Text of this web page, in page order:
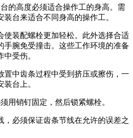
的高度必须适合操作工的身高。需
台来适合不同身高的操作工。
使装配螺栓更加轻松。此外选择合适
手腕免受撞击。这些工作环境的准备
受伤。
置中齿条过程中受到挤压或擦伤，一
台上。
用销钉固定，然后锁紧螺栓。
，必须保证齿条节线在允许的误差之